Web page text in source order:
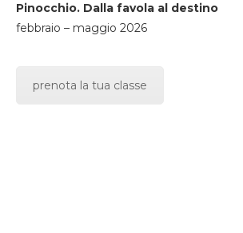
Pinocchio. Dalla favola al destino
febbraio – maggio 2026
prenota la tua classe